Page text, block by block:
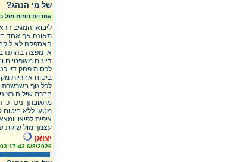
של מי הנהג?
אחריות חוזית מול
ליבואן המגיב
תאונה אף אחד
האספקה לא
או מפצה
דיונים משפטיים
לכסות פסק דין
ביטוח אחריות
לכל גוף בשרשרת
חברת שילוח
מתגובתך ניכר כי
מטען ללא ביטוח
ציפית לפיצוי
עצמך מול שוקת
יצואן
6/8/2026 03:17:43